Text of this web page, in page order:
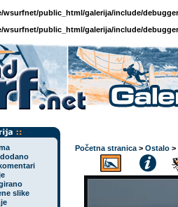
wsurfnet/public_html/galerija/include/
wsurfnet/public_html/galerija/include/
slike
Početna stranica > Ostalo >